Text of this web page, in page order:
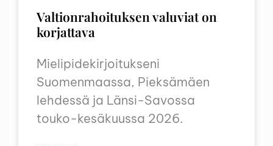
Valtionrahoituksen valuviat on
korjattava
Mielipidekirjoitukseni
Suomenmaassa, Pieksämäen
lehdessä ja Länsi-Savossa
touko-kesäkuussa 2026.